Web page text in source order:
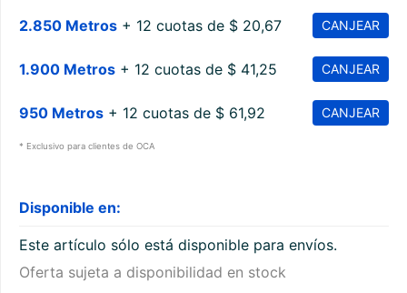
2.850 Metros + 12 cuotas de $ 20,67 CANJEAR
1.900 Metros + 12 cuotas de $ 41,25 CANJEAR
950 Metros + 12 cuotas de $ 61,92 CANJEAR
* Exclusivo para clientes de OCA
Disponible en:
Este artículo sólo está disponible para envíos.
Oferta sujeta a disponibilidad en stock